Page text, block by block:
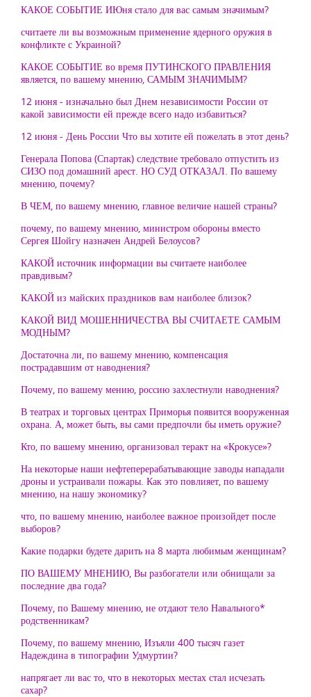
КАКОЕ СОБЫТИЕ ИЮня стало для вас самым значимым?
считаете ли вы возможным применение ядерного оружия в
конфликте с Украиной?
КАКОЕ СОБЫТИЕ во время ПУТИНСКОГО ПРАВЛЕНИЯ
является, по вашему мнению, САМЫМ ЗНАЧИМЫМ?
12 июня - изначально был Днем независимости России от
какой зависимости ей прежде всего надо избавиться?
12 июня - День России Что вы хотите ей пожелать в этот день?
Генерала Попова (Спартак) следствие требовало отпустить из
СИЗО под домашний арест. НО СУД ОТКАЗАЛ. По вашему
мнению, почему?
В ЧЕМ, по вашему мнению, главное величие нашей страны?
почему, по вашему мнению, министром обороны вместо
Сергея Шойгу назначен Андрей Белоусов?
КАКОЙ источник информации вы считаете наиболее
правдивым?
КАКОЙ из майских праздников вам наиболее близок?
КАКОЙ ВИД МОШЕННИЧЕСТВА ВЫ СЧИТАЕТЕ САМЫМ
МОДНЫМ?
Достаточна ли, по вашему мнению, компенсация
пострадавшим от наводнения?
Почему, по вашему мению, россию захлестнули наводнения?
В театрах и торговых центрах Приморья появится вооруженная
охрана. А, может быть, вы сами предпочли бы иметь оружие?
Кто, по вашему мнению, организовал теракт на «Крокусе»?
На некоторые наши нефтеперерабатывающие заводы нападали
дроны и устраивали пожары. Как это повлияет, по вашему
мнению, на нашу экономику?
что, по вашему мнению, наиболее важное произойдет после
выборов?
Какие подарки будете дарить на 8 марта любимым женщинам?
ПО ВАШЕМУ МНЕНИЮ, Вы разбогатели или обнищали за
последние два года?
Почему, по Вашему мнению, не отдают тело Навального*
родственникам?
Почему, по вашему мнению, Изъяли 400 тысяч газет
Надеждина в типографии Удмуртии?
напрягает ли вас то, что в некоторых местах стал исчезать
сахар?